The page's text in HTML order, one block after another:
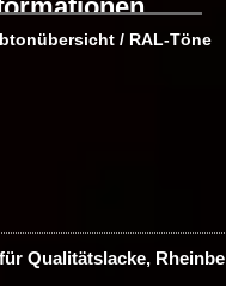
/ RAL-Töne
Qualitätslacke,